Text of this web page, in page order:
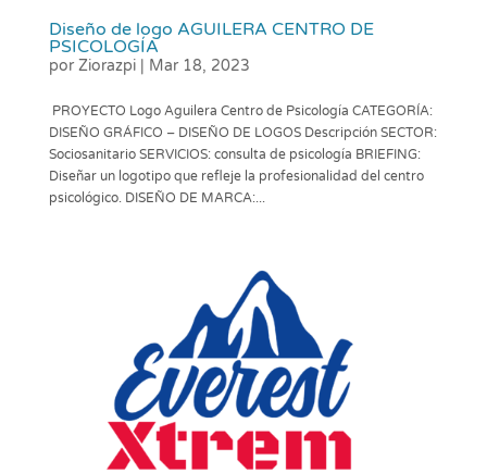
Diseño de logo AGUILERA CENTRO DE
PSICOLOGÍA
por Ziorazpi| Mar 18, 2023
PROYECTO Logo Aguilera Centro de Psicología CATEGORÍA:
DISEÑO GRÁFICO – DISEÑO DE LOGOS Descripción SECTOR:
Sociosanitario SERVICIOS: consulta de psicología BRIEFING:
Diseñar un logotipo que refleje la profesionalidad del centro
psicológico. DISEÑO DE MARCA:...